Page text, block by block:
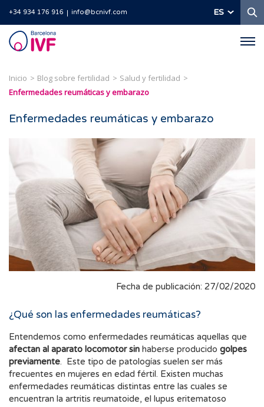
+34 934 176 916 info@bcnivf.com ES
Barcelona
IVF
Inicio Blog sobre fertilidad
Salud y fertilidad
Enfermedades reumáticas y embarazo
Enfermedades reumáticas y embarazo
Fecha de publicación: 27/02/2020
¿Qué son las enfermedades reumáticas?
Entendemos como enfermedades reumáticas aquellas que
afectan al aparato locomotor sin haberse producido golpes
previamente.
Este tipo de patologías suelen ser más
frecuentes en mujeres en edad fértil. Existen muchas
enfermedades reumáticas distintas entre las cuales se
encuentran la artritis reumatoide, el lupus eritematoso